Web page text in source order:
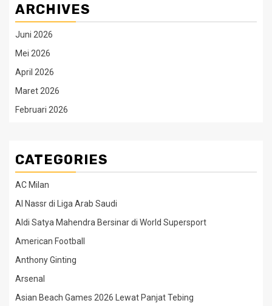
ARCHIVES
Juni 2026
Mei 2026
April 2026
Maret 2026
Februari 2026
CATEGORIES
AC Milan
Al Nassr di Liga Arab Saudi
Aldi Satya Mahendra Bersinar di World Supersport
American Football
Anthony Ginting
Arsenal
Asian Beach Games 2026 Lewat Panjat Tebing